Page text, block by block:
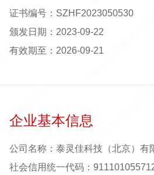
证书编号：SZHF2023050530
颁发日期：2023-09-22
有效期至：2026-09-21
企业基本信息
公司名称：泰灵佳科技（北京）有
社会信用统一代码：